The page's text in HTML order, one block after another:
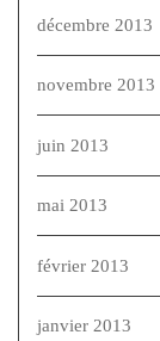
décembre 2013
novembre 2013
juin 2013
mai 2013
février 2013
janvier 2013